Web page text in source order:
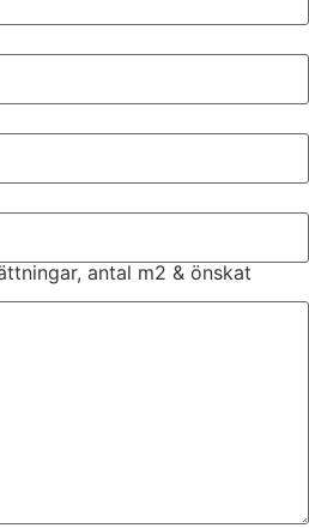
antal m2 & önskat